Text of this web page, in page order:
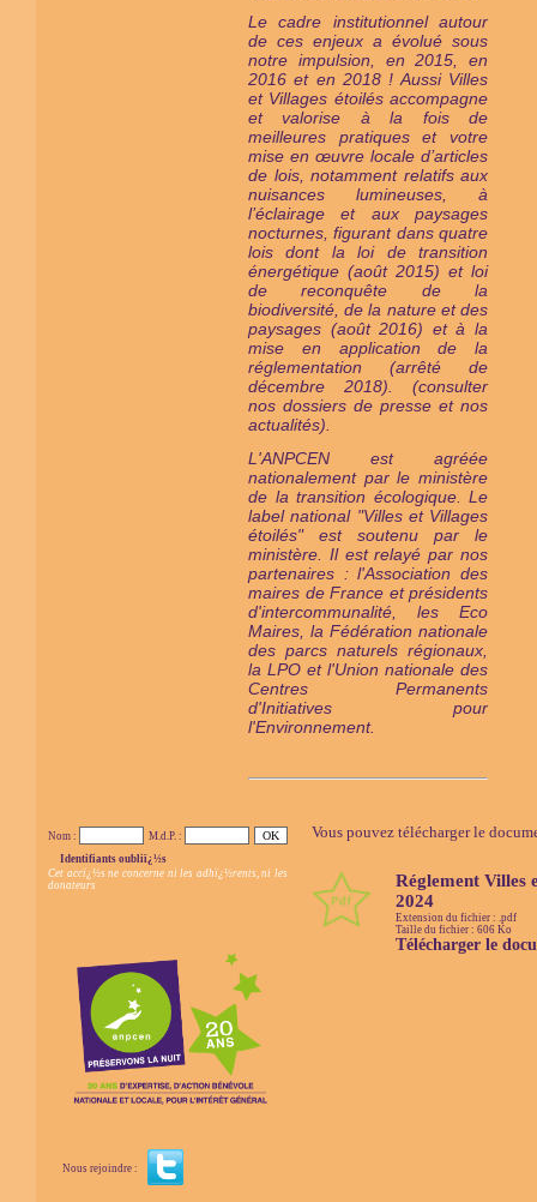
Le cadre institutionnel autour
de ces enjeux a évolué sous
notre impulsion, en 2015, en
2016 et en 2018 ! Aussi Villes
et Villages étoilés accompagne
et valorise à la fois de
meilleures pratiques et votre
mise en œuvre locale d’articles
de lois, notamment relatifs aux
nuisances lumineuses, à
l’éclairage et aux paysages
nocturnes, figurant dans quatre
lois dont la loi de transition
énergétique (août 2015) et loi
de reconquête de la
biodiversité, de la nature et des
paysages (août 2016) et à la
mise en application de la
réglementation (arrêté de
décembre 2018). (consulter
nos dossiers de presse et nos
actualités).
L'ANPCEN est agréée
nationalement par le ministère
de la transition écologique. Le
label national "Villes et Villages
étoilés" est soutenu par le
ministère. Il est relayé par nos
partenaires : l'Association des
maires de France et présidents
d'intercommunalité, les Eco
Maires, la Fédération nationale
des parcs naturels régionaux,
la LPO et l'Union nationale des
Centres Permanents
d'Initiatives pour
l'Environnement.
Nom :
M.d.P. :
Identifiants oubliï¿½s
Cet accï¿½s ne concerne ni les adhï¿½rents, ni les
donateurs
Nous rejoindre :
Vous pouvez télécharger le
Réglement Villes
2024
Extension du fichier : .pdf
Taille du fichier : 606 Ko
Télécharger le